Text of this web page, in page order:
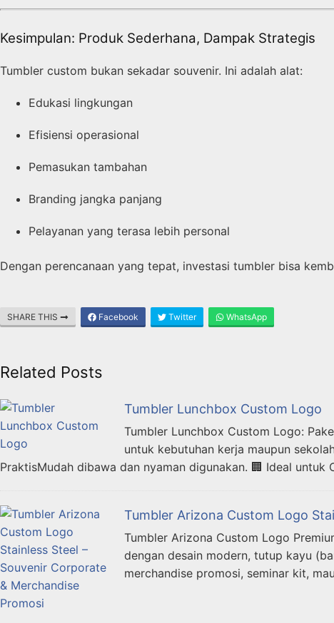
Kesimpulan: Produk Sederhana, Dampak Strategis
Tumbler custom bukan sekadar souvenir. Ini adalah alat:
Edukasi lingkungan
Efisiensi operasional
Pemasukan tambahan
Branding jangka panjang
Pelayanan yang terasa lebih personal
Dengan perencanaan yang tepat, investasi tumbler bisa
SHARE THIS Facebook Twitter WhatsApp
Related Posts
Tumbler Lunchbox Custom Logo
Tumbler Lunchbox Custom Logo:
untuk kebutuhan kerja maupun
PraktisMudah dibawa dan nyaman digunakan. 🏢 Ideal
Tumbler Arizona Custom Logo
Tumbler Arizona Custom Logo
dengan desain modern, tutup kayu
merchandise promosi, seminar kit,